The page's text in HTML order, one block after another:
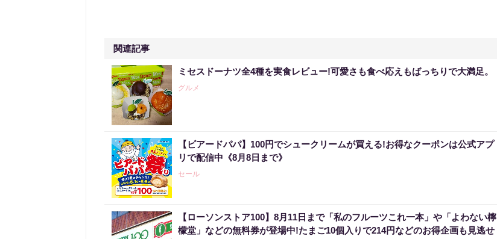
関連記事
ミセスドーナツ全4種を実食レビュー!可愛さも食べ応えもばっちりで大満足。
グルメ
【ビアードパパ】100円でシュークリームが買える!お得なクーポンは公式アプ
リで配信中《8月8日まで》
セール
【ローソンストア100】8月11日まで「私のフルーツこれ一本」や「よわない檸
檬堂」などの無料券が登場中!たまご10個入りで214円などのお得企画も見逃せ